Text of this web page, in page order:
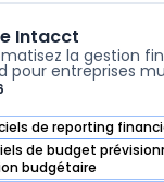
Intacct
la gestion
pour entreprises
de reporting
Intacct dans cette
de budget
budgétaire
Intacct dans cette